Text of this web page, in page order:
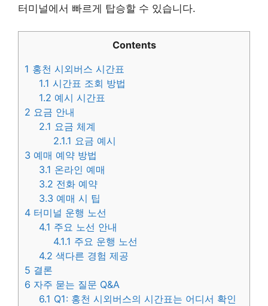
터미널에서 빠르게 탑승할 수 있습니다.
Contents
1 홍천 시외버스 시간표
1.1 시간표 조회 방법
1.2 예시 시간표
2 요금 안내
2.1 요금 체계
2.1.1 요금 예시
3 예매 예약 방법
3.1 온라인 예매
3.2 전화 예약
3.3 예매 시 팁
4 터미널 운행 노선
4.1 주요 노선 안내
4.1.1 주요 운행 노선
4.2 색다른 경험 제공
5 결론
6 자주 묻는 질문 Q&A
6.1 Q1: 홍천 시외버스의 시간표는 어디서 확인